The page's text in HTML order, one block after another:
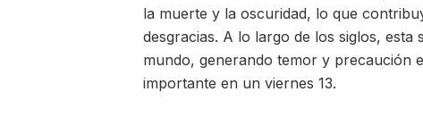
la muerte y la oscuridad, lo que
desgracias. A lo largo de los siglos,
mundo, generando temor y precaución
importante en un viernes 13.